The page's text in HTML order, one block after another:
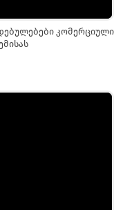
კომერციული